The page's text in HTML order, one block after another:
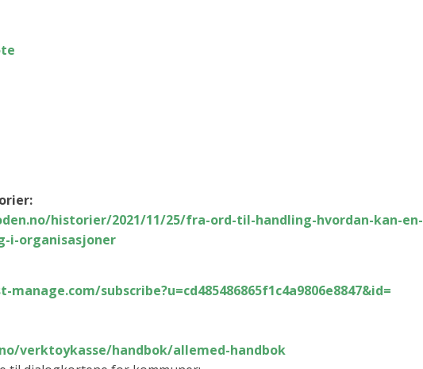
historier/2021/11/25/fra-ord-til-handling-hvordan-kan-en-
i-organisasjoner
manage.com/subscribe?u=cd485486865f1c4a9806e8847&id=
verktoykasse/handbok/allemed-handbok